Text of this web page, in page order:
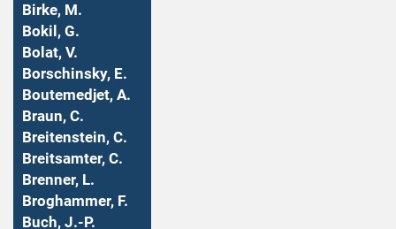
Birke, M.
Bokil, G.
Bolat, V.
Borschinsky, E.
Boutemedjet, A.
Braun, C.
Breitenstein, C.
Breitsamter, C.
Brenner, L.
Broghammer, F.
Buch, J.-P.